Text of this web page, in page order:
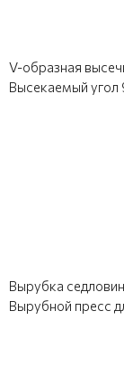
V-образная
Высекаемый угол
Вырубка
Вырубной пресс